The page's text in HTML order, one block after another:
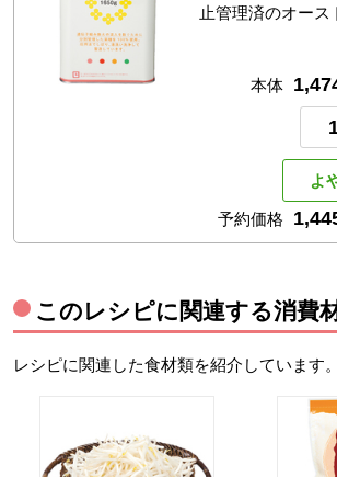
止管理済のオー
を原料とする油を
「圧搾」と「湯
本体
よ
予約価格
このレシピに関連する消費
レシピに関連した食材類を紹介しています。